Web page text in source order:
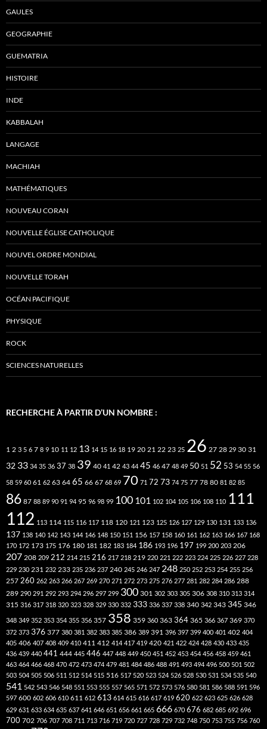
GAULES
GEOGRAPHIE
GUEMATRIA
HISTOIRE
INDE
KABBALAH
LANGAGE
MACHIAH
MATHÉMATIQUES
NOUVEAU CORAN
NOUVELLE ÉGLISE CATHOLIQUE
NOUVEL ORDRE MONDIAL
NOUVELLE TORAH
OCÉAN PACIFIQUE
PHYSIQUE
ROCK
SCIENCES NATURELLES
RECHERCHE À PARTIR D’UN NOMBRE :
1 2 3 5 6 7 8 9 10 11 12 13 14 15 16 18 19 20 21 22 23 25 26 27 28 29 30 31
32 33 34 35 36 37 38 39 40 41 42 43 44 45 46 47 48 49 50 51 52 53 54 55 56
58 59 60 61 62 63 64 65 66 67 68 69 70 71 72 73 74 75 77 78 80 81 82 85
86 87 88 89 90 91 94 95 96 98 99 100 101 102 104 105 106 108 110 111
112 113 114 115 116 117 118 120 121 123 125 126 127 129 130 131 133 136
137 138 140 142 143 144 146 148 150 151 156 157 158 160 161 162 163 166 167 168
170 172 173 175 176 180 181 182 183 184 186 193 196 197 199 200 203 206
207 208 209 212 214 215 216 217 218 219 220 221 222 223 224 225 226 227 228
229 230 231 232 233 235 236 237 240 245 246 247 248 250 252 253 254 255 256
257 260 262 263 266 267 269 270 271 272 273 275 276 277 281 282 284 286 288
289 290 291 292 293 294 296 297 299 300 301 302 303 305 306 308 310 313 314
315 316 317 318 320 323 328 329 330 332 333 336 337 338 340 342 343 345 346
348 349 352 353 354 355 356 357 358 359 360 363 364 365 366 367 369 370
372 373 376 377 380 381 382 383 385 386 389 391 396 397 399 400 401 402 404
405 406 407 408 409 410 411 412 414 417 419 420 421 422 424 428 430 433 435
436 439 440 441 444 445 446 447 448 449 450 451 452 453 454 456 458 459 461
463 464 466 468 470 472 473 474 479 481 484 486 488 491 493 494 496 500 501 502
503 504 505 506 511 512 514 515 516 517 520 523 524 526 528 530 531 534 535 540
541 542 543 546 548 551 553 555 557 565 571 572 573 576 580 581 586 588 591 596
597 600 602 606 610 611 612 613 614 615 616 617 619 620 622 623 625 626 628
629 631 633 634 635 637 641 646 651 656 661 665 666 670 676 682 685 692 696
700 702 706 707 708 711 713 716 719 720 727 728 729 732 748 750 753 755 756 760